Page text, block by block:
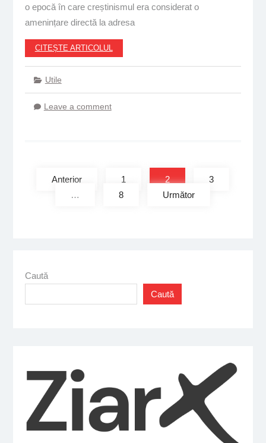
o epocă în care creștinismul era considerat o
amenințare directă la adresa
CITEȘTE ARTICOLUL
Utile
Leave a comment
Anterior 1 2
3
…
8 Următor
Caută
Caută